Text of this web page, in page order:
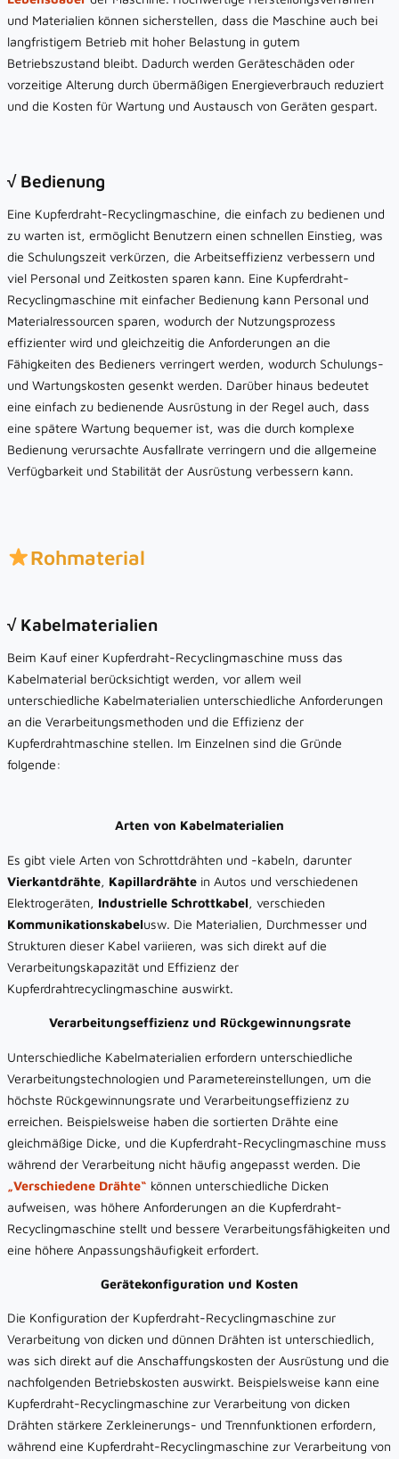
und Materialien können sicherstellen, dass die Maschine auch bei
langfristigem Betrieb mit hoher Belastung in gutem
Betriebszustand bleibt. Dadurch werden Geräteschäden oder
vorzeitige Alterung durch übermäßigen Energieverbrauch reduziert
und die Kosten für Wartung und Austausch von Geräten gespart.
√ Bedienung
Eine Kupferdraht-Recyclingmaschine, die einfach zu bedienen und
zu warten ist, ermöglicht Benutzern einen schnellen Einstieg, was
die Schulungszeit verkürzen, die Arbeitseffizienz verbessern und
viel Personal und Zeitkosten sparen kann. Eine Kupferdraht-
Recyclingmaschine mit einfacher Bedienung kann Personal und
Materialressourcen sparen, wodurch der Nutzungsprozess
effizienter wird und gleichzeitig die Anforderungen an die
Fähigkeiten des Bedieners verringert werden, wodurch Schulungs-
und Wartungskosten gesenkt werden. Darüber hinaus bedeutet
eine einfach zu bedienende Ausrüstung in der Regel auch, dass
eine spätere Wartung bequemer ist, was die durch komplexe
Bedienung verursachte Ausfallrate verringern und die allgemeine
Verfügbarkeit und Stabilität der Ausrüstung verbessern kann.
Rohmaterial
√ Kabelmaterialien
Beim Kauf einer Kupferdraht-Recyclingmaschine muss das
Kabelmaterial berücksichtigt werden, vor allem weil
unterschiedliche Kabelmaterialien unterschiedliche Anforderungen
an die Verarbeitungsmethoden und die Effizienz der
Kupferdrahtmaschine stellen. Im Einzelnen sind die Gründe
folgende:
Arten von Kabelmaterialien
Es gibt viele Arten von Schrottdrähten und -kabeln, darunter
Vierkantdrähte, Kapillardrähte in Autos und verschiedenen
Elektrogeräten, Industrielle Schrottkabel, verschieden
Kommunikationskabelusw. Die Materialien, Durchmesser und
Strukturen dieser Kabel variieren, was sich direkt auf die
Verarbeitungskapazität und Effizienz der
Kupferdrahtrecyclingmaschine auswirkt.
Verarbeitungseffizienz und Rückgewinnungsrate
Unterschiedliche Kabelmaterialien erfordern unterschiedliche
Verarbeitungstechnologien und Parametereinstellungen, um die
höchste Rückgewinnungsrate und Verarbeitungseffizienz zu
erreichen. Beispielsweise haben die sortierten Drähte eine
gleichmäßige Dicke, und die Kupferdraht-Recyclingmaschine muss
während der Verarbeitung nicht häufig angepasst werden. Die
„Verschiedene Drähte“ können unterschiedliche Dicken
aufweisen, was höhere Anforderungen an die Kupferdraht-
Recyclingmaschine stellt und bessere Verarbeitungsfähigkeiten und
eine höhere Anpassungshäufigkeit erfordert.
Gerätekonfiguration und Kosten
Die Konfiguration der Kupferdraht-Recyclingmaschine zur
Verarbeitung von dicken und dünnen Drähten ist unterschiedlich,
was sich direkt auf die Anschaffungskosten der Ausrüstung und die
nachfolgenden Betriebskosten auswirkt. Beispielsweise kann eine
Kupferdraht-Recyclingmaschine zur Verarbeitung von dicken
Drähten stärkere Zerkleinerungs- und Trennfunktionen erfordern,
während eine Kupferdraht-Recyclingmaschine zur Verarbeitung von